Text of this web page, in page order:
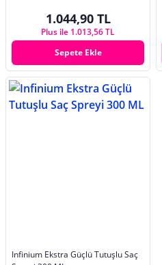
1.044,90 TL
Plus ile 1.013,56 TL
Sepete Ekle
Infinium Ekstra Güçlü Tutuşlu Saç